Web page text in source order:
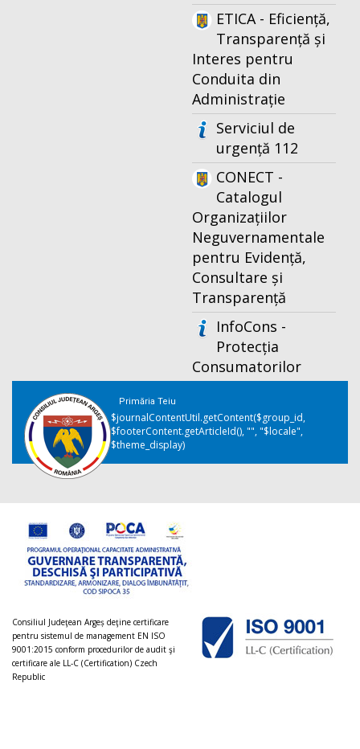
ETICA - Eficiență,
Transparență și
Interes pentru
Conduita din
Administrație
Serviciul de
urgență 112
CONECT -
Catalogul
Organizațiilor
Neguvernamentale
pentru Evidență,
Consultare și
Transparență
InfoCons -
Protecția
Consumatorilor
Primăria Teiu
$journalContentUtil.getContent($group_id,
$footerContent.getArticleId(), "", "$locale",
$theme_display)
Consiliul Judeţean Argeș deţine certificare
pentru sistemul de management EN ISO
9001:2015 conform procedurilor de audit şi
certificare ale LL-C (Certification) Czech
Republic